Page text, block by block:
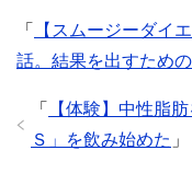
「
【スムージーダイ
話。結果を出すため
「
【体験】中性脂
Ｓ」を飲み始めた 」